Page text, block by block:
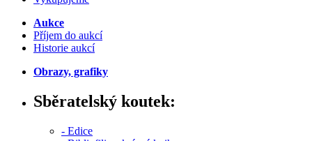
Aukce
Příjem do aukcí
Historie aukcí
Obrazy, grafiky
Sběratelský koutek:
- Edice